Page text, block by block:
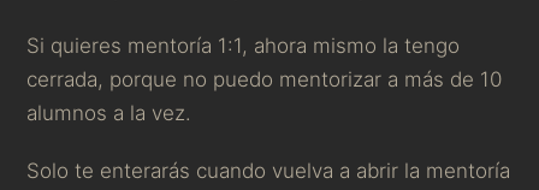
Si quieres mentoría 1:1, ahora mismo la tengo
cerrada, porque no puedo mentorizar a más de 10
alumnos a la vez.
Solo te enterarás cuando vuelva a abrir la mentoría